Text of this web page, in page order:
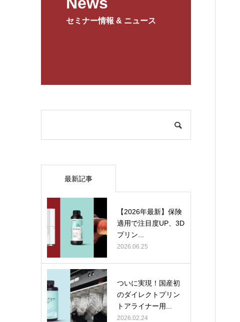
セミナー情報 & ニュース
最新記事
【2026年最新】保険
適用で注目度UP、3D
プリン...
2026.06.25
ついに実現！国産初
のダイレクトプリン
トアライナー用...
2026.02.24